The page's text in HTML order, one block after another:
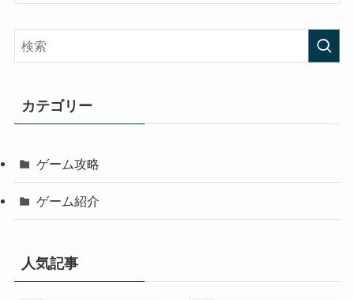
カテゴリー
ゲーム攻略
ゲーム紹介
人気記事